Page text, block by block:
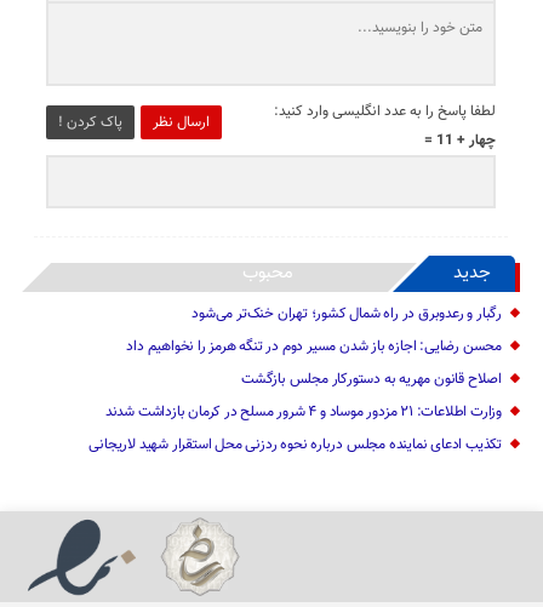
ارسال نظر پاک کردن !
لطفا پاسخ را به عدد انگلیسی وارد کنید:
چهار + 11 =
جدید محبوب
رگبار و رعدوبرق در راه شمال کشور؛ تهران خنک‌تر می‌شود
محسن رضایی: اجازه باز شدن مسیر دوم در تنگه هرمز را نخواهیم داد
اصلاح قانون مهریه به دستورکار مجلس بازگشت
وزارت اطلاعات: ۲۱ مزدور موساد و ۴ شرور مسلح در کرمان بازداشت شدند
تکذیب ادعای نماینده مجلس درباره نحوه ردزنی محل استقرار شهید لاریجانی